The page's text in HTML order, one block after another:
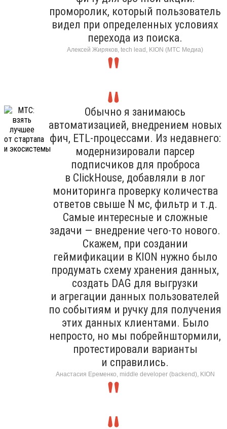
проморолик, который пользователь
видел при определенных условиях
перехода из поиска.
Алексей Жиряков, tech lead, KION (МТС Медиа)
Обычно я занимаюсь
автоматизацией, внедрением новых
фич, ETL-процессами. Из недавнего:
модернизировали парсер
подписчиков для проброса
в ClickHouse, добавляли в лог
мониторинга проверку количества
ответов свыше N мс, фильтр и т.д.
Самые интересные и сложные
задачи — внедрение чего-то нового.
Скажем, при создании
геймификации в KION нужно было
продумать схему хранения данных,
создать DAG для выгрузки
и агрегации данных пользователей
по событиям и ручку для получения
этих данных клиентами. Было
непросто, но мы побрейнштормили,
протестировали варианты
и справились.
Анастасия Еременко, middle developer (backend), KION